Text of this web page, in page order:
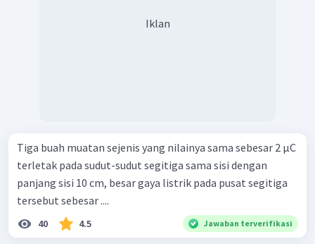
Iklan
Tiga buah muatan sejenis yang nilainya sama sebesar 2 μC
terletak pada sudut-sudut segitiga sama sisi dengan
panjang sisi 10 cm, besar gaya listrik pada pusat segitiga
tersebut sebesar ....
40 4.5 Jawaban terverifikasi